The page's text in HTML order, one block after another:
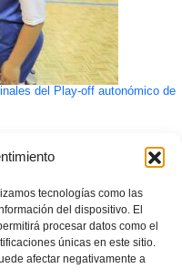
tecnologías como las
del dispositivo. El
procesar datos como el
únicas en este sitio.
afectar negativamente a
del Play-off autonómico de